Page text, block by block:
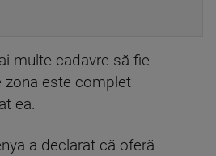
multe cadavre să fie
zona este complet
ea.
a declarat că oferă